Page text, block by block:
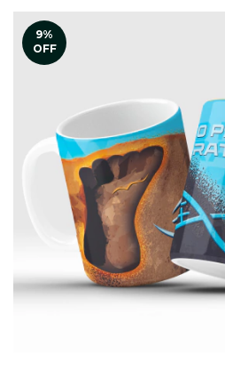
9%
OFF